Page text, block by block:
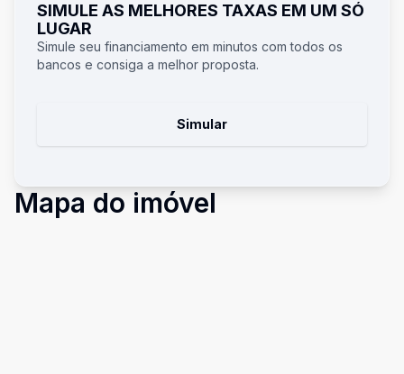
SIMULE AS MELHORES TAXAS EM UM SÓ
LUGAR
Simule seu financiamento em minutos com todos os
bancos e consiga a melhor proposta.
Simular
Mapa do imóvel